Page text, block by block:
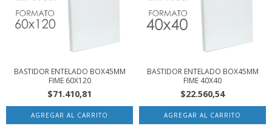
BASTIDOR ENTELADO BOX45MM
FIME 60X120
$71.410,81
BASTIDOR ENTELADO BOX45MM
FIME 40X40
$22.560,54